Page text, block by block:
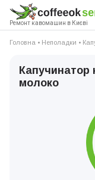
Ремонт кавомашин в Києві
Головна • Неполадки •
Капучинатор
молоко